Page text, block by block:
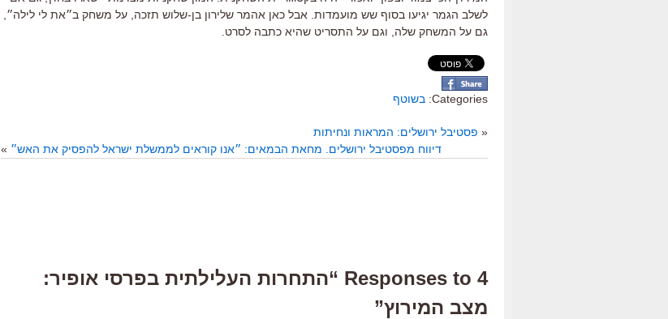
לשלב הגמר יגיעו בסוף שש מועמדות. אבל כאן אהמר שלירון בן-שלוש תזכה, על משחק ב״את לי לילה״,
גם על המשחק שלה, וגם על התסריט שהיא כתבה לסרט.
Categories: בשוטף
« פסטיבל ירושלים: המראות ונחיתות
דיווח מפסטיבל ירושלים. מחאת הבמאים: ״אנו קוראים לממשלת ישראל להפסיק את האש״ »
4 Responses to “התחרות העלילתית בפרסי אופיר:
מצב המירוץ”